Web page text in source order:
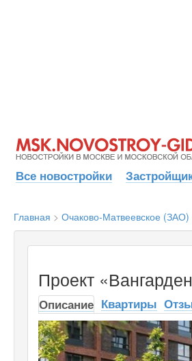
Все новостройки
Главная > Очаково-Матвеевское (ЗАО)
Проект
Описание Квартиры